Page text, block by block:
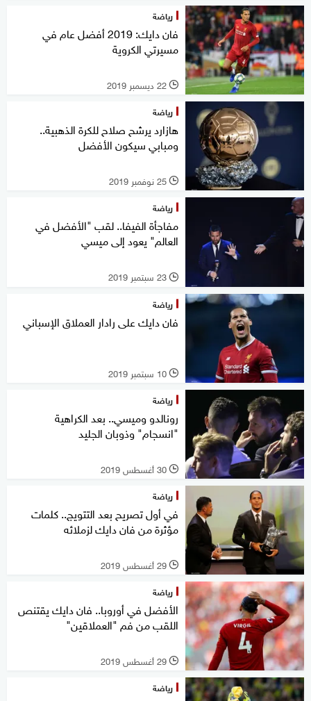
رياضة
فان دايك: 2019 أفضل عام في
مسيرتي الكروية
l 22 ديسمبر 2019
رياضة
هازارد يرشح صلاح للكرة الذهبية..
ومبابي سيكون الأفضل
l 25 نوفمبر 2019
رياضة
مفاجأة الفيفا.. لقب "الأفضل في
العالم" يعود إلى ميسي
l 23 سبتمبر 2019
رياضة
فان دايك على رادار العملاق الإسباني
l 10 سبتمبر 2019
رياضة
رونالدو وميسي.. بعد الكراهية
"انسجام" وذوبان الجليد
l 30 أغسطس 2019
رياضة
في أول تصريح بعد التتويج.. كلمات
مؤثرة من فان دايك لزملائه
l 29 أغسطس 2019
رياضة
الأفضل في أوروبا.. فان دايك يقتنص
اللقب من فم "العملاقين"
l 29 أغسطس 2019
رياضة